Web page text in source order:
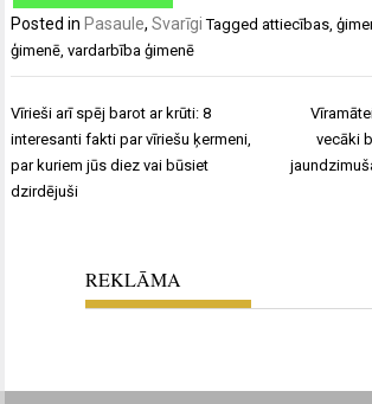
Posted in Pasaule,Svarīgi Taggedattiecības,
ģimenē,vardarbība ģimenē
Ziņu
izvēlne
Vīrieši arī spēj barot ar krūti: 8
interesanti fakti par vīriešu ķermeni,
par kuriem jūs diez vai būsiet
dzirdējuši
vecāki
REKLĀMA